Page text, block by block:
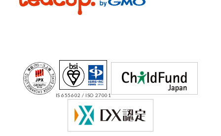
IS 655602 / ISO 27001